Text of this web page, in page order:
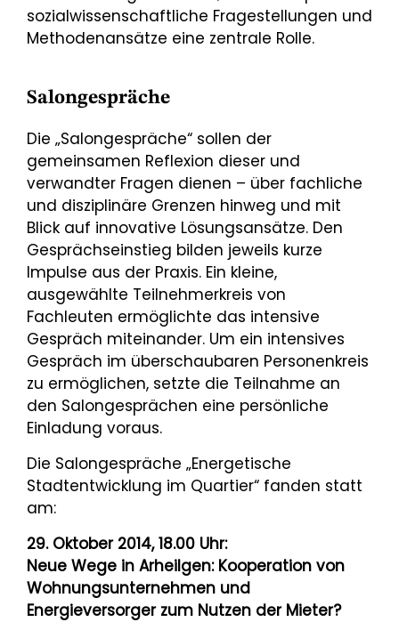
sozialwissenschaftliche Fragestellungen und
Methodenansätze eine zentrale Rolle.
Salongespräche
Die „Salongespräche“ sollen der
gemeinsamen Reflexion dieser und
verwandter Fragen dienen – über fachliche
und disziplinäre Grenzen hinweg und mit
Blick auf innovative Lösungsansätze. Den
Gesprächseinstieg bilden jeweils kurze
Impulse aus der Praxis. Ein kleine,
ausgewählte Teilnehmerkreis von
Fachleuten ermöglichte das intensive
Gespräch miteinander. Um ein intensives
Gespräch im überschaubaren Personenkreis
zu ermöglichen, setzte die Teilnahme an
den Salongesprächen eine persönliche
Einladung voraus.
Die Salongespräche „Energetische
Stadtentwicklung im Quartier“ fanden statt
am:
29. Oktober 2014, 18.00 Uhr:
Neue Wege in Arheilgen: Kooperation von
Wohnungsunternehmen und
Energieversorger zum Nutzen der Mieter?